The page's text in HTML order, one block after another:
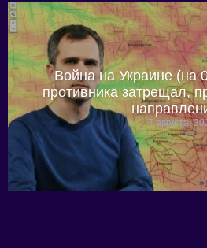
Война на Украине (на
противника затрещал,
7 августа,